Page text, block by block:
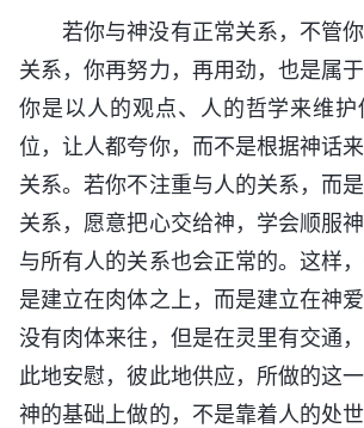
若你与神没有正常关系，不管
关系，你再努力，再用劲，也是属于
你是以人的观点、人的哲学来维
位，让人都夸你，而不是根据神话
关系。若你不注重与人的关系，而
关系，愿意把心交给神，学会顺服
与所有人的关系也会正常的。这样
是建立在肉体之上，而是建立在神
没有肉体来往，但是在灵里有交通
此地安慰，彼此地供应，所做的这
神的基础上做的，不是靠着人的处